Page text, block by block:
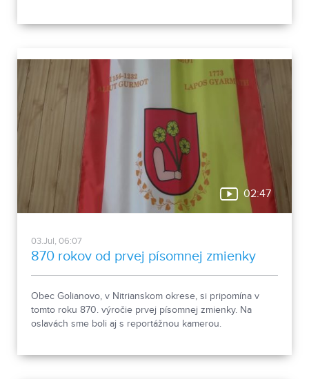
02:47
03.Jul, 06:07
870 rokov od prvej písomnej zmienky
Obec Golianovo, v Nitrianskom okrese, si pripomína v
tomto roku 870. výročie prvej písomnej zmienky. Na
oslavách sme boli aj s reportážnou kamerou.